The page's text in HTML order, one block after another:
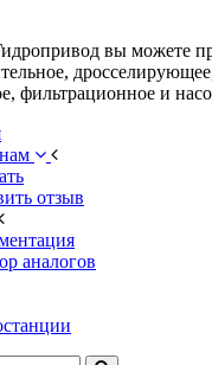
вы можете
фильтрационное и
отзыв
аналогов